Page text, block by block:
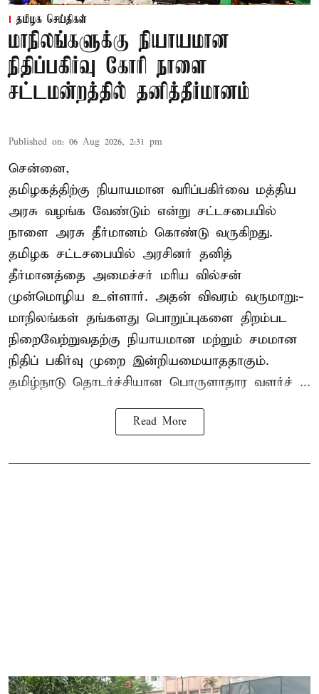
தமிழக செய்திகள்
மாநிலங்களுக்கு நியாயமான
நிதிப்பகிர்வு கோரி நாளை
சட்டமன்றத்தில் தனித்தீர்மானம்
Published on: 06 Aug 2026, 2:31 pm
சென்னை,
தமிழகத்திற்கு நியாயமான வரிப்பகிர்வை மத்திய
அரசு வழங்க வேண்டும் என்று சட்டசபையில்
நாளை அரசு தீர்மானம் கொண்டு வருகிறது.
தமிழக சட்டசபையில் அரசினர் தனித்
தீர்மானத்தை அமைச்சர் மரிய வில்சன்
முன்மொழிய உள்ளார். அதன் விவரம் வருமாறு:-
மாநிலங்கள் தங்களது பொறுப்புகளை திறம்பட
நிறைவேற்றுவதற்கு நியாயமான மற்றும் சமமான
நிதிப் பகிர்வு முறை இன்றியமையாததாகும்.
தமிழ்நாடு தொடர்ச்சியான பொருளாதார வளர்ச் ...
Read More